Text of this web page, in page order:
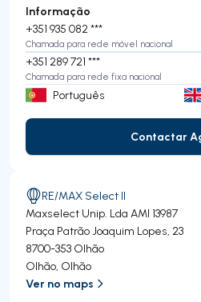
Informação
+351 935 082 ***
Chamada para rede móvel nacional
+351 289 721 ***
Chamada para rede fixa nacional
Português
Contactar
RE/MAX Select II
Maxselect Unip. Lda AMI 13987
Praça Patrão Joaquim Lopes, 23
8700-353 Olhão
Olhão, Olhão
Ver no maps